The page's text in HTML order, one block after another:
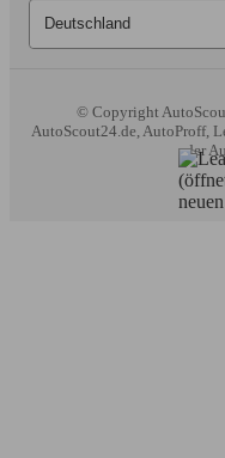
© Copyright
AutoScout24.de, AutoProff,
der